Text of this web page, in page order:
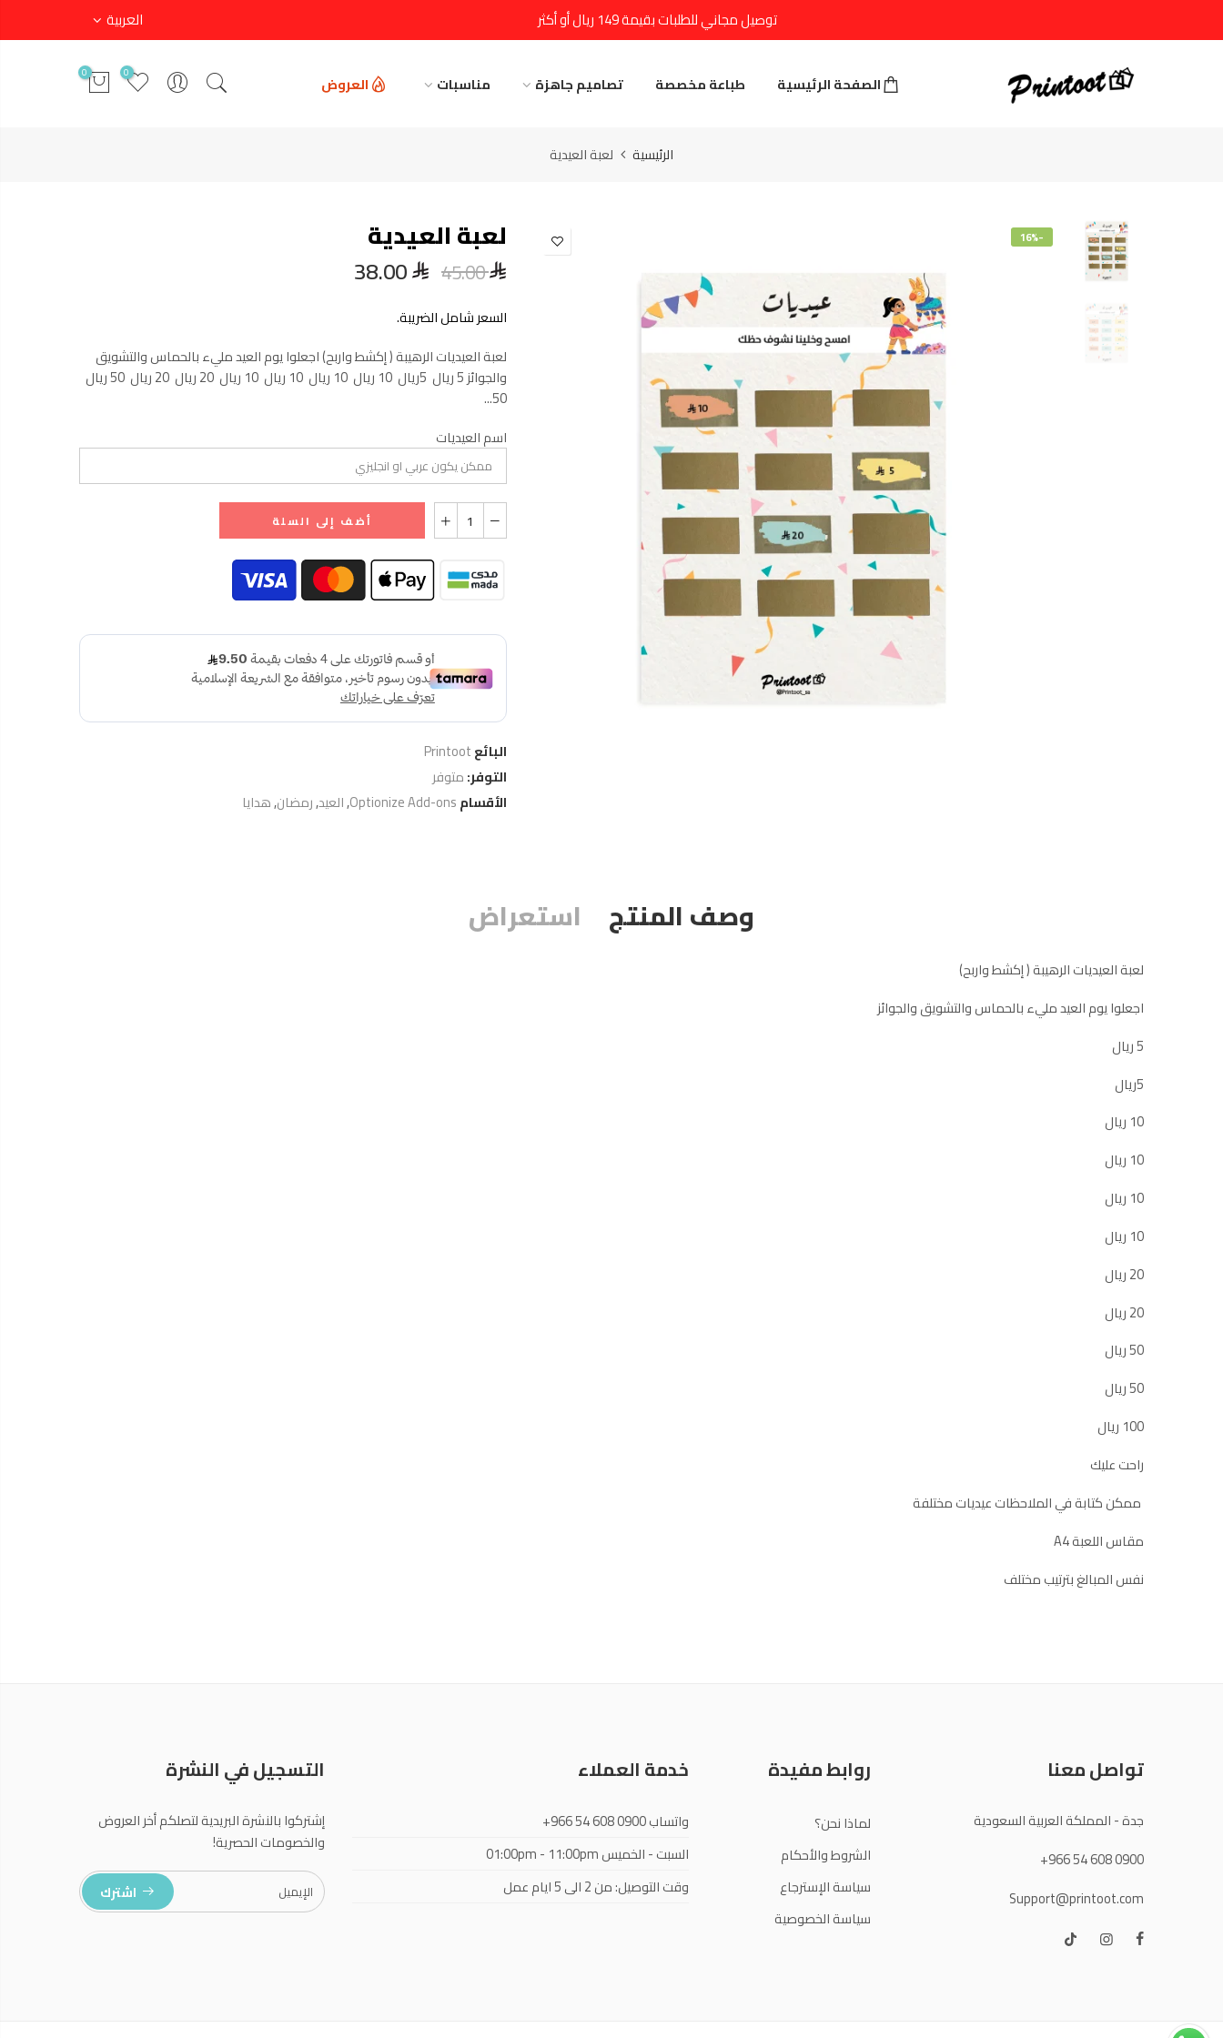
توصيل مجاني للطلبات بقيمة 149 ريال أو أكثر العربية
الصفحة الرئيسية طباعة مخصصة تصاميم جاهزة مناسبات العروض 0
0
الرئيسية لعبة العيدية
-16% لعبة العيدية
45.00
38.00
السعر شامل الضريبة.
لعبة العيديات الرهيبة ( إكشط واربح) اجعلوا يوم العيد مليء بالحماس والتشويق
والجوائز 5 ريال 5ريال 10 ريال 10 ريال 10 ريال 10 ريال 20 ريال 20 ريال 50 ريال
50...
اسم العيديات
أضف إلى السلة
البائعPrintoot
التوفر:متوفر
الأقسامOptionize Add-ons
,العيد,رمضان,هدايا
وصف المنتج استعراض
لعبة العيديات الرهيبة ( إكشط واربح)
اجعلوا يوم العيد مليء بالحماس والتشويق والجوائز
5 ريال
5ريال
10 ريال
10 ريال
10 ريال
10 ريال
20 ريال
20 ريال
50 ريال
50 ريال
100 ريال
راحت عليك
ممكن كتابة في الملاحظات عيديات مختلفة
مقاس اللعبة A4
نفس المبالغ بترتيب مختلف
تواصل معنا
جدة - المملكة العربية السعودية
+966 54 608 0900
Support@printoot.com
روابط مفيدة
لماذا نحن؟
الشروط والأحكام
سياسة الإسترجاع
سياسة الخصوصية
خدمة العملاء
واتساب+966 54 608 0900
السبت - الخميس01:00pm - 11:00pm
وقت التوصيل: من 2 الى 5 ايام عمل
التسجيل في النشرة
إشتركوا بالنشرة البريدية لتصلكم أخر العروض
والخصومات الحصرية!
اشترك